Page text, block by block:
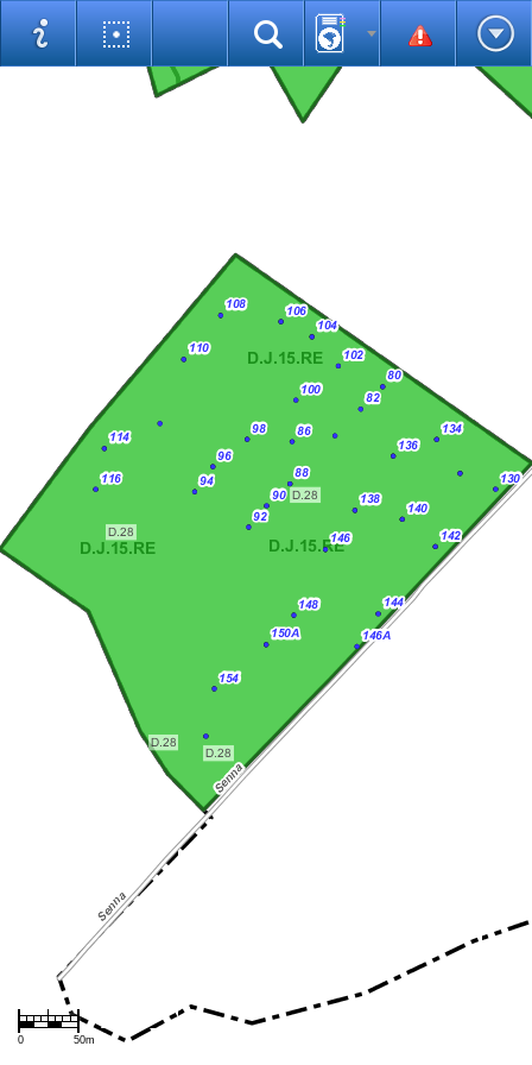
Pomiary
Statystyki
Pomoc
Wyszukiwarka uniwersalna
Użytkownik
Mapa
0 50m